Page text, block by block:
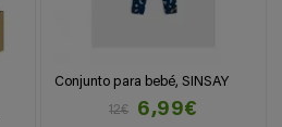
Conjunto para bebé, SINSAY
12€
6,99€